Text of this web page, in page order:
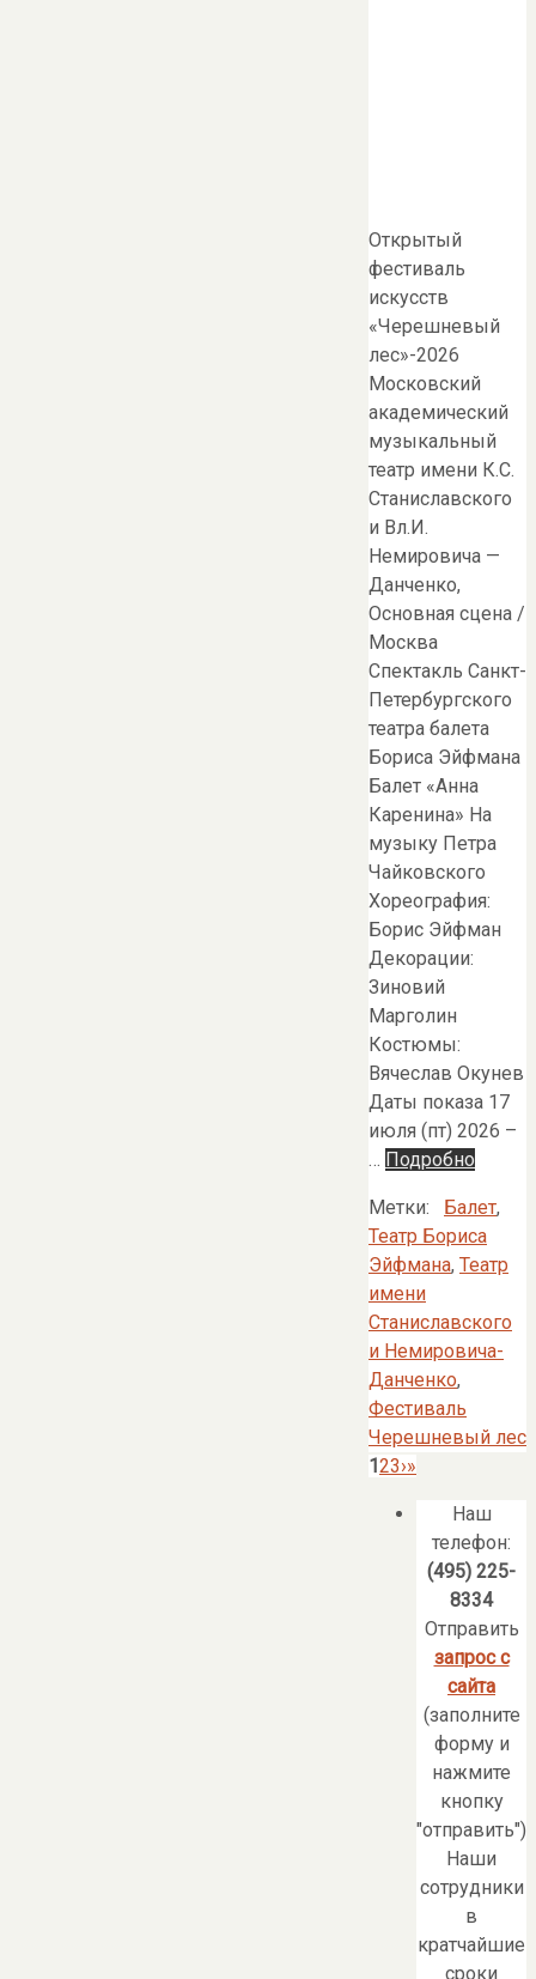
Открытый
фестиваль
искусств
«Черешневый
лес»-2026
Московский
академический
музыкальный
театр имени К.С.
Станиславского
и Вл.И.
Немировича —
Данченко,
Основная сцена /
Москва
Спектакль Санкт-
Петербургского
театра балета
Бориса Эйфмана
Балет «Анна
Каренина» На
музыку Петра
Чайковского
Хореография:
Борис Эйфман
Декорации:
Зиновий
Марголин
Костюмы:
Вячеслав Окунев
Даты показа 17
июля (пт) 2026 –
… Подробно
Метки: Балет,
Театр Бориса
Эйфмана, Театр
имени
Станиславского
и Немировича-
Данченко,
Фестиваль
Черешневый лес
123›»
Наш
телефон:
(495) 225-
8334
Отправить
запрос с
сайта
(заполните
форму и
нажмите
кнопку
"отправить")
Наши
сотрудники
в
кратчайшие
сроки